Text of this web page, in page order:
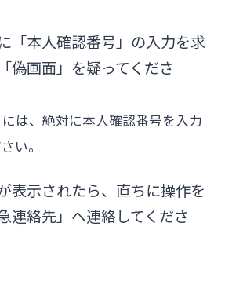
サービス
約サービス
サービス
閉じる
のお客さま
さま
一覧
「本人確認番号」の入力を求
偽画面」を疑ってくださ
は、絶対に本人確認番号を入力
い。
表示されたら、直ちに操作を
連絡先」へ連絡してくださ